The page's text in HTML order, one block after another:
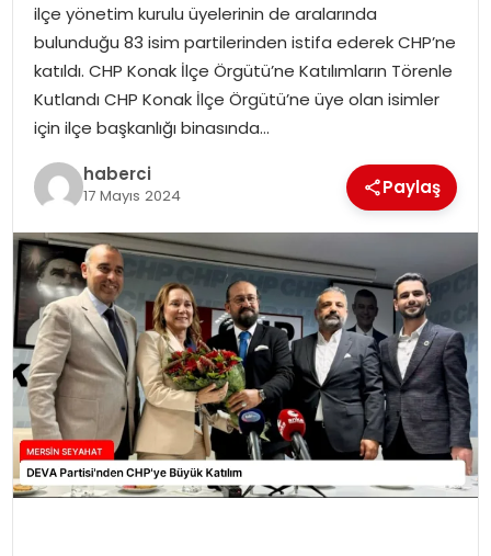
ilçe yönetim kurulu üyelerinin de aralarında
bulunduğu 83 isim partilerinden istifa ederek CHP’ne
katıldı. CHP Konak İlçe Örgütü’ne Katılımların Törenle
Kutlandı CHP Konak İlçe Örgütü’ne üye olan isimler
için ilçe başkanlığı binasında…
haberci
17 Mayıs 2024 Paylaş